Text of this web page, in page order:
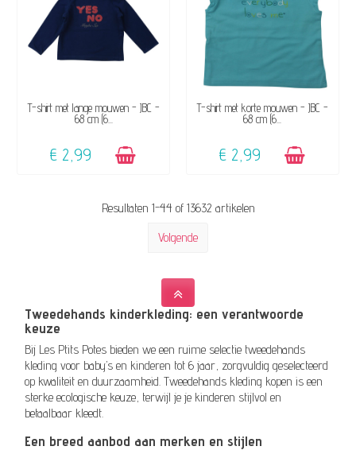
BESCHIKBAAR
T-shirt met lange mouwen - JBC -
68 cm (6...
€ 2,99
BESCHIKBAAR
T-shirt met korte mouwen - JBC -
68 cm (6...
€ 2,99
Resultaten 1-44 of 13632 artikelen
Volgende
Tweedehands kinderkleding: een verantwoorde
keuze
Bij Les Ptits Potes bieden we een ruime selectie tweedehands
kleding voor baby’s en kinderen tot 6 jaar, zorgvuldig geselecteerd
op kwaliteit en duurzaamheid. Tweedehands kleding kopen is een
sterke ecologische keuze, terwijl je je kinderen stijlvol en
betaalbaar kleedt.
Een breed aanbod aan merken en stijlen